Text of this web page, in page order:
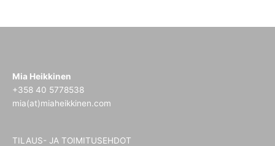
Mia Heikkinen
+358 40 5778538
mia(at)miaheikkinen.com
TILAUS- JA TOIMITUSEHDOT